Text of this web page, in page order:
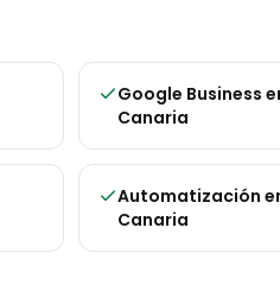
Google Business
Canaria
Automatización
Canaria